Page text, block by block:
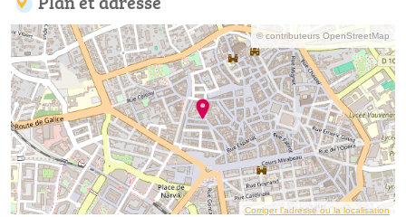
© contributeurs OpenStreetMap
Corriger l’adresse ou la localisation